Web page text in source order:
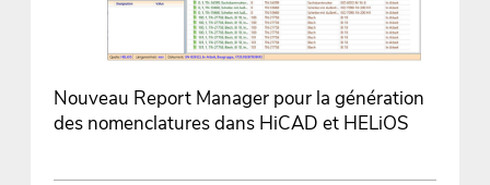
Nouveau Report Manager pour la génération
des nomenclatures dans HiCAD et HELiOS